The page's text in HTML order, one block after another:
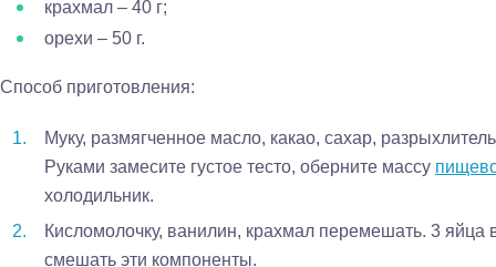
крахмал – 40 г;
орехи – 50 г.
Способ приготовления:
Муку, размягченное масло, какао, сахар,
Руками замесите густое тесто, оберните массу
холодильник.
Кисломолочку, ванилин, крахмал перемешать. 3 яйца
смешать эти компоненты.